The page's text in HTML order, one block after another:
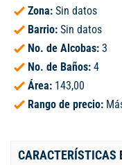
Zona: Sin datos
Barrio: Sin datos
No. de Alcobas: 3
No. de Baños: 4
Área: 143,00
Rango de precio:
CARACTERÍSTICAS